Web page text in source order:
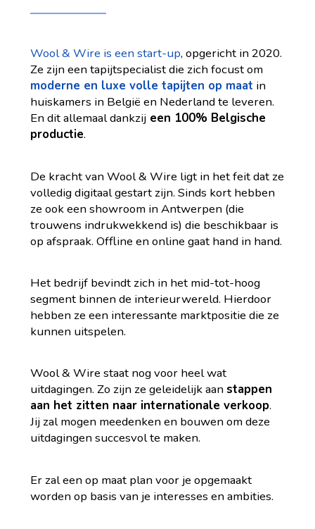
Wool & Wire is een start-up, opgericht in 2020.
Ze zijn een tapijtspecialist die zich focust om
moderne en luxe volle tapijten op maat in
huiskamers in België en Nederland te leveren.
En dit allemaal dankzijeen 100% Belgische
productie.
De kracht van Wool & Wire ligt in het feit dat ze
volledig digitaal gestart zijn. Sinds kort hebben
ze ook een showroom in Antwerpen (die
trouwens indrukwekkend is) die beschikbaar is
op afspraak. Offline en online gaat hand in hand.
Het bedrijf bevindt zich in het mid-tot-hoog
segment binnen de interieurwereld. Hierdoor
hebben ze een interessante marktpositie die ze
kunnen uitspelen.
Wool & Wire staat nog voor heel wat
uitdagingen. Zo zijn ze geleidelijk aanstappen
aan het zitten naar internationale verkoop.
Jij zal mogen meedenken en bouwen om deze
uitdagingen succesvol te maken.
Er zal een op maat plan voor je opgemaakt
worden op basis van je interesses en ambities.